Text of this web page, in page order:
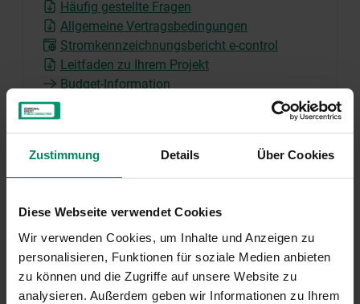
Zustimmung Details Über Cookies
Diese Webseite verwendet Cookies
Wir verwenden Cookies, um Inhalte und Anzeigen zu
personalisieren, Funktionen für soziale Medien anbieten
zu können und die Zugriffe auf unsere Website zu
analysieren. Außerdem geben wir Informationen zu Ihrem
Häufig gestellte Fragen
Allgemeine Vertragsbedingungen
Stromkennzeichnungsbericht e-control
Leitfaden zu Ihrem Projekt
Budget-Information
Finden Sie diese Förderung einfach und schnell wieder
mit dem nachfolgenden Code: #171